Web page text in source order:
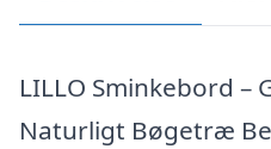
LILLO Sminkebord –
Naturligt Bøgetræ